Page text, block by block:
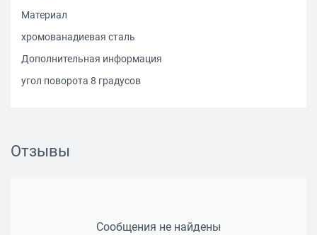
Материал
хромованадиевая сталь
Дополнительная информация
угол поворота 8 градусов
Отзывы
Сообщения не найдены